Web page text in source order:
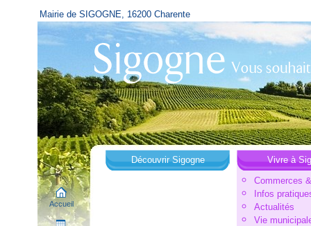
Mairie de SIGOGNE, 16200 Charente
Accueil
Découvrir Sigogne
Vivre à
Commerces
Infos
Actualités
Vie